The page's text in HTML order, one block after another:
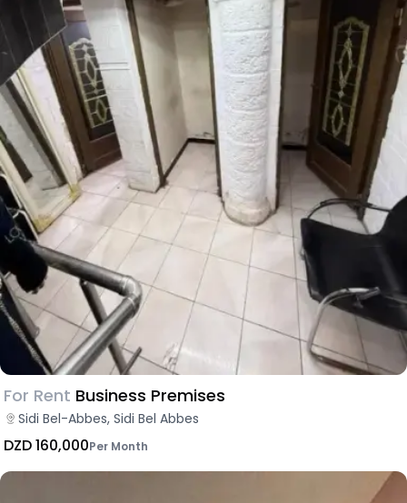
For Rent Business Premises
Sidi Bel-Abbes, Sidi Bel Abbes
DZD 160,000Per Month